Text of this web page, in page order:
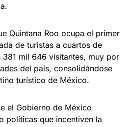
Quintana Roo ocupa el primer
de turistas a cuartos de
381 mil 646 visitantes, muy por
del país, consolidándose
turístico de México.
el Gobierno de México
políticas que incentiven la